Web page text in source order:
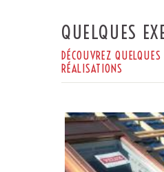
QUELQUES
DÉCOUVREZ
RÉALISATIONS